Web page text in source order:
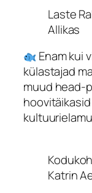
Laste
Allikas
Enam kui
külastajad
muud head-
Katrin